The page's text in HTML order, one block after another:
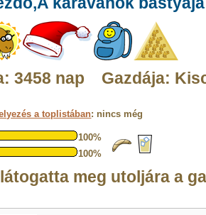
3458 nap Gazdája:
a toplistában: nincs még
100%
100%
meg utoljára a